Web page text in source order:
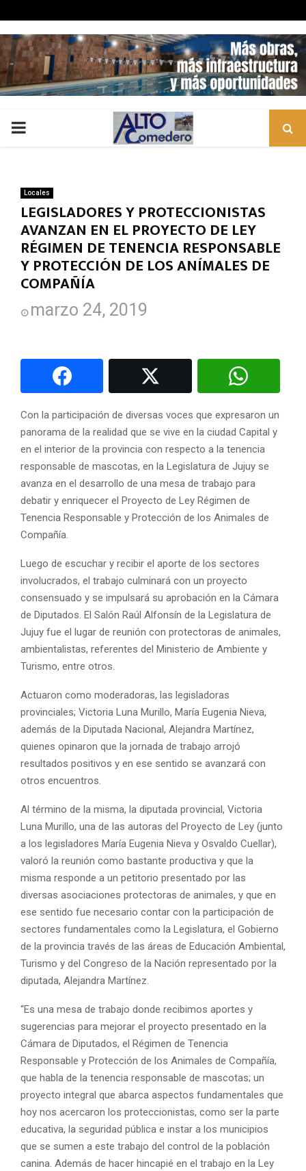
PRIMARY
Locales
LEGISLADORES Y PROTECCIONISTAS
AVANZAN EN EL PROYECTO DE LEY
RÉGIMEN DE TENENCIA RESPONSABLE
Y PROTECCIÓN DE LOS ANÍMALES DE
COMPAÑÍA
marzo 24, 2019
Con la participación de diversas voces que expresaron un
panorama de la realidad que se vive en la ciudad Capital y
en el interior de la provincia con respecto a la tenencia
responsable de mascotas, en la Legislatura de Jujuy se
avanza en el desarrollo de una mesa de trabajo para
debatir y enriquecer el Proyecto de Ley Régimen de
Tenencia Responsable y Protección de los Animales de
Compañía.
Luego de escuchar y recibir el aporte de los sectores
involucrados, el trabajo culminará con un proyecto
consensuado y se impulsará su aprobación en la Cámara
de Diputados. El Salón Raúl Alfonsín de la Legislatura de
Jujuy fue el lugar de reunión con protectoras de animales,
ambientalistas, referentes del Ministerio de Ambiente y
Turismo, entre otros.
Actuaron como moderadoras, las legisladoras
provinciales; Victoria Luna Murillo, María Eugenia Nieva,
además de la Diputada Nacional, Alejandra Martínez,
quienes opinaron que la jornada de trabajo arrojó
resultados positivos y en ese sentido se avanzará con
otros encuentros.
Al término de la misma, la diputada provincial, Victoria
Luna Murillo, una de las autoras del Proyecto de Ley (junto
a los legisladores María Eugenia Nieva y Osvaldo Cuellar),
valoró la reunión como bastante productiva y que la
misma responde a un petitorio presentado por las
diversas asociaciones protectoras de animales, y que en
ese sentido fue necesario contar con la participación de
sectores fundamentales como la Legislatura, el Gobierno
de la provincia través de las áreas de Educación Ambiental,
Turismo y del Congreso de la Nación representado por la
diputada, Alejandra Martínez.
“Es una mesa de trabajo donde recibimos aportes y
sugerencias para mejorar el proyecto presentado en la
Cámara de Diputados, el Régimen de Tenencia
Responsable y Protección de los Animales de Compañía,
que habla de la tenencia responsable de mascotas; un
proyecto integral que abarca aspectos fundamentales que
hoy nos acercaron los proteccionistas, como ser la parte
educativa, la seguridad pública e instar a los municipios
que se sumen a este trabajo del control de la población
canina. Además de hacer hincapié en el trabajo en la Ley